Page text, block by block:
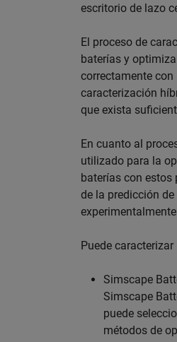
escritorio de lazo
El proceso de
baterías y
correctamente
caracterización
que exista
En cuanto al
utilizado para la
baterías con estos
de la predicción
Puede
Simscape
Simscape
puede
métodos de